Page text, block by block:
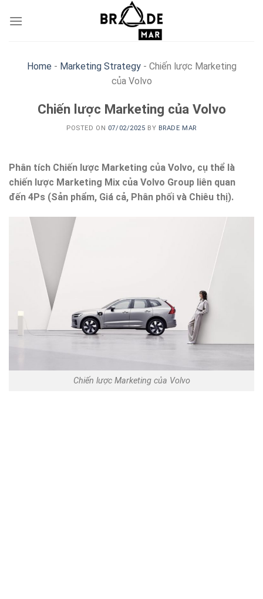
Home - Marketing Strategy- Chiến lược Marketing
của Volvo
Chiến lược Marketing của Volvo
POSTED ON 07/02/2025 BY BRADE MAR
Phân tích Chiến lược Marketing của Volvo, cụ thể là
chiến lược Marketing Mix của Volvo Group liên quan
đến 4Ps (Sản phẩm, Giá cả, Phân phối và Chiêu thị).
Chiến lược Marketing của Volvo